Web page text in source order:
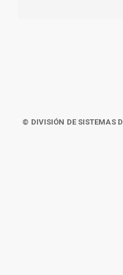
© DIVISIÓN DE SISTEMAS